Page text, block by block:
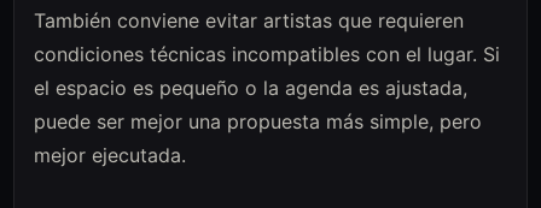
También conviene evitar artistas que requieren
condiciones técnicas incompatibles con el lugar. Si
el espacio es pequeño o la agenda es ajustada,
puede ser mejor una propuesta más simple, pero
mejor ejecutada.